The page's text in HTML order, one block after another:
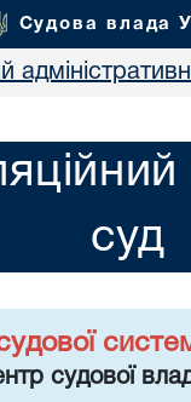
Судова влада
суд
судової